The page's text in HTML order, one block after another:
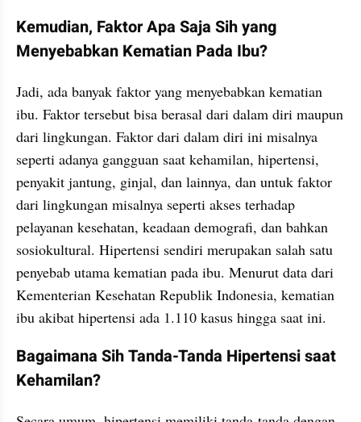
Kemudian, Faktor Apa Saja Sih yang
Menyebabkan Kematian Pada Ibu?
Jadi, ada banyak faktor yang menyebabkan kematian
ibu. Faktor tersebut bisa berasal dari dalam diri maupun
dari lingkungan. Faktor dari dalam diri ini misalnya
seperti adanya gangguan saat kehamilan, hipertensi,
penyakit jantung, ginjal, dan lainnya, dan untuk faktor
dari lingkungan misalnya seperti akses terhadap
pelayanan kesehatan, keadaan demografi, dan bahkan
sosiokultural. Hipertensi sendiri merupakan salah satu
penyebab utama kematian pada ibu. Menurut data dari
Kementerian Kesehatan Republik Indonesia, kematian
ibu akibat hipertensi ada 1.110 kasus hingga saat ini.
Bagaimana Sih Tanda-Tanda Hipertensi saat
Kehamilan?